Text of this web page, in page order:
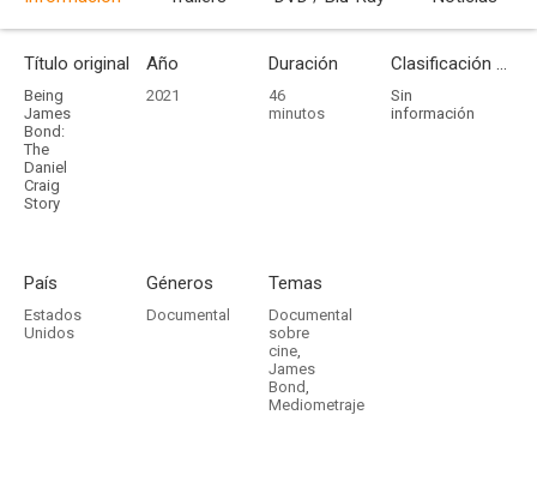
Título original
Being
James
Bond:
The
Daniel
Craig
Story
Año
2021
Duración
46
minutos
Clasificación por edades
Sin
información
País
Estados
Unidos
Géneros
Documental
Temas
Documental
sobre
cine,
James
Bond,
Mediometraje